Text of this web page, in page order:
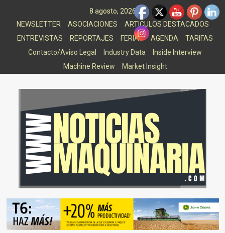
8 agosto, 2026
NEWSLETTER
ASOCIACIONES
ARTICULOS DESTACADOS
ENTREVISTAS
REPORTAJES FERIAS AGENDA
TARIFAS
Contacto/Aviso Legal
Industry Data
Inside Interview
Machine Review
Market Insight